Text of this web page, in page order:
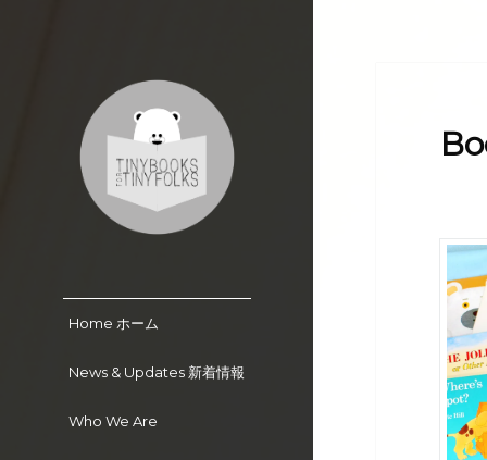
Folks
Home ホーム
News & Updates 新着情報
Who We Are